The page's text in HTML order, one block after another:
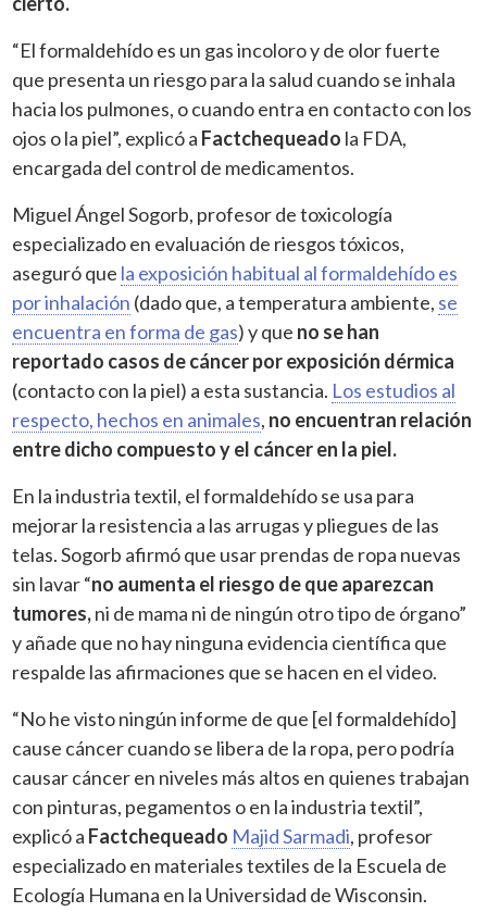
“El formaldehído es un gas incoloro y de olor fuerte
que presenta un riesgo para la salud cuando se inhala
hacia los pulmones, o cuando entra en contacto con los
ojos o la piel”, explicó a Factchequeado la FDA,
encargada del control de medicamentos.
Miguel Ángel Sogorb, profesor de toxicología
especializado en evaluación de riesgos tóxicos,
aseguró que la exposición habitual al formaldehído es
por inhalación (dado que, a temperatura ambiente, se
encuentra en forma de gas) y que no se han
reportado casos de cáncer por exposición dérmica
(contacto con la piel) a esta sustancia. Los estudios al
respecto, hechos en animales, no encuentran relación
entre dicho compuesto y el cáncer en la piel.
En la industria textil, el formaldehído se usa para
mejorar la resistencia a las arrugas y pliegues de las
telas. Sogorb afirmó que usar prendas de ropa nuevas
sin lavar “no aumenta el riesgo de que aparezcan
tumores,ni de mama ni de ningún otro tipo de órgano”
y añade que no hay ninguna evidencia científica que
respalde las afirmaciones que se hacen en el video.
“No he visto ningún informe de que [el formaldehído]
cause cáncer cuando se libera de la ropa, pero podría
causar cáncer en niveles más altos en quienes trabajan
con pinturas, pegamentos o en la industria textil”,
explicó a Factchequeado Majid Sarmadi, profesor
especializado en materiales textiles de la Escuela de
Ecología Humana en la Universidad de Wisconsin.